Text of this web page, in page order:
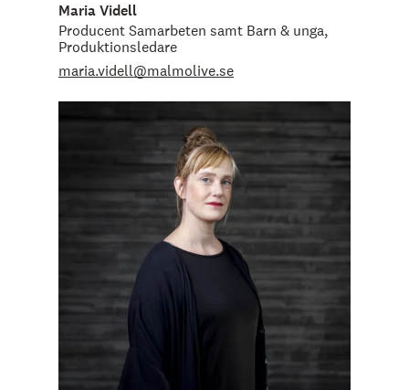
Maria Videll
Producent Samarbeten samt Barn & unga,
Produktionsledare
maria.videll@malmolive.se